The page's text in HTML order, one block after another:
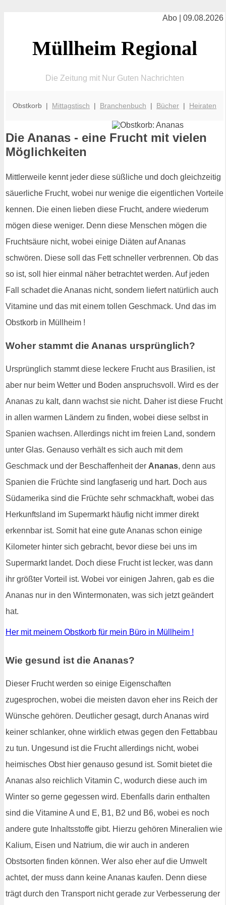
Abo | 09.08.2026
Müllheim Regional
Die Zeitung mit Nur Guten Nachrichten
Obstkorb | Mittagstisch | Branchenbuch | Bücher | Heiraten
Die Ananas - eine Frucht mit vielen
Möglichkeiten
Mittlerweile kennt jeder diese süßliche und doch gleichzeitig
säuerliche Frucht, wobei nur wenige die eigentlichen Vorteile
kennen. Die einen lieben diese Frucht, andere wiederum
mögen diese weniger. Denn diese Menschen mögen die
Fruchtsäure nicht, wobei einige Diäten auf Ananas
schwören. Diese soll das Fett schneller verbrennen. Ob das
so ist, soll hier einmal näher betrachtet werden. Auf jeden
Fall schadet die Ananas nicht, sondern liefert natürlich auch
Vitamine und das mit einem tollen Geschmack. Und das im
Obstkorb in Müllheim !
Woher stammt die Ananas ursprünglich?
Ursprünglich stammt diese leckere Frucht aus Brasilien, ist
aber nur beim Wetter und Boden anspruchsvoll. Wird es der
Ananas zu kalt, dann wachst sie nicht. Daher ist diese Frucht
in allen warmen Ländern zu finden, wobei diese selbst in
Spanien wachsen. Allerdings nicht im freien Land, sondern
unter Glas. Genauso verhält es sich auch mit dem
Geschmack und der Beschaffenheit der Ananas, denn aus
Spanien die Früchte sind langfaserig und hart. Doch aus
Südamerika sind die Früchte sehr schmackhaft, wobei das
Herkunftsland im Supermarkt häufig nicht immer direkt
erkennbar ist. Somit hat eine gute Ananas schon einige
Kilometer hinter sich gebracht, bevor diese bei uns im
Supermarkt landet. Doch diese Frucht ist lecker, was dann
ihr größter Vorteil ist. Wobei vor einigen Jahren, gab es die
Ananas nur in den Wintermonaten, was sich jetzt geändert
hat.
Her mit meinem Obstkorb für mein Büro in Müllheim !
Wie gesund ist die Ananas?
Dieser Frucht werden so einige Eigenschaften
zugesprochen, wobei die meisten davon eher ins Reich der
Wünsche gehören. Deutlicher gesagt, durch Ananas wird
keiner schlanker, ohne wirklich etwas gegen den Fettabbau
zu tun. Ungesund ist die Frucht allerdings nicht, wobei
heimisches Obst hier genauso gesund ist. Somit bietet die
Ananas also reichlich Vitamin C, wodurch diese auch im
Winter so gerne gegessen wird. Ebenfalls darin enthalten
sind die Vitamine A und E, B1, B2 und B6, wobei es noch
andere gute Inhaltsstoffe gibt. Hierzu gehören Mineralien wie
Kalium, Eisen und Natrium, die wir auch in anderen
Obstsorten finden können. Wer also eher auf die Umwelt
achtet, der muss dann keine Ananas kaufen. Denn diese
trägt durch den Transport nicht gerade zur Verbesserung der